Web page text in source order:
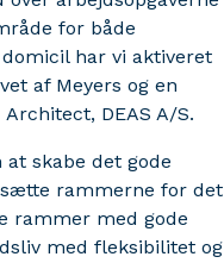
for både
har vi aktiveret
af Meyers og en
DEAS A/S.
skabe det gode
sætte rammerne for det
rammer med gode
med fleksibilitet og